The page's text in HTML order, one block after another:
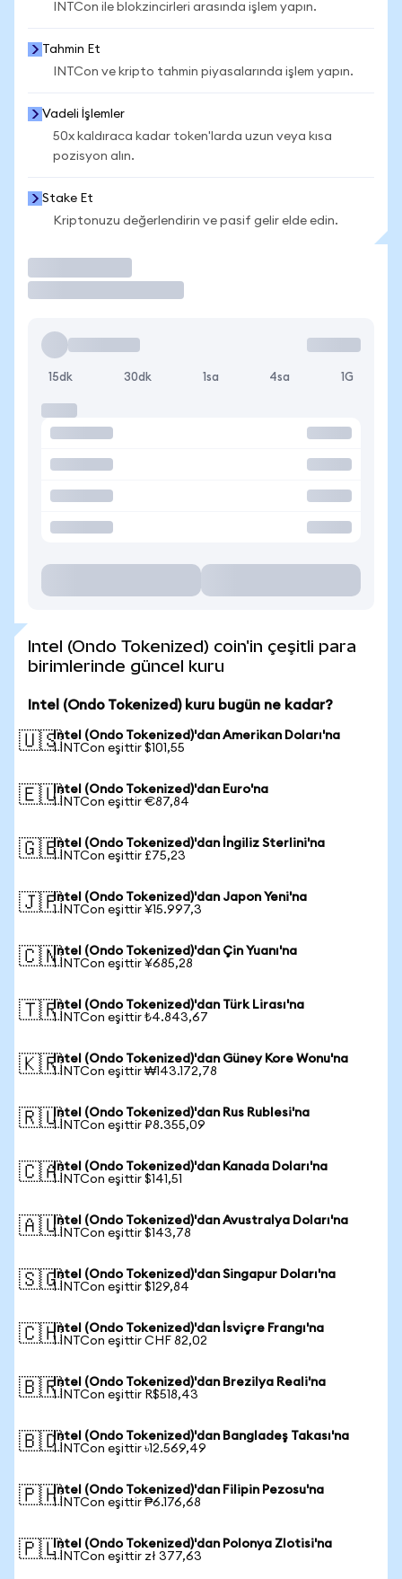
INTCon ile blokzincirleri arasında işlem yapın.
Tahmin Et
INTCon ve kripto tahmin piyasalarında işlem yapın.
Vadeli İşlemler
50x kaldıraca kadar token'larda uzun veya kısa
pozisyon alın.
Stake Et
Kriptonuzu değerlendirin ve pasif gelir elde edin.
15dk 30dk 1sa 4sa 1G
Intel (Ondo Tokenized) coin'in çeşitli para
birimlerinde güncel kuru
Intel (Ondo Tokenized) kuru bugün ne kadar?
🇺🇸Intel (Ondo Tokenized)'dan Amerikan Doları'na
1 INTCon eşittir $101,55
🇪🇺Intel (Ondo Tokenized)'dan Euro'na
1 INTCon eşittir €87,84
🇬🇧Intel (Ondo Tokenized)'dan İngiliz Sterlini'na
1 INTCon eşittir £75,23
🇯🇵Intel (Ondo Tokenized)'dan Japon Yeni'na
1 INTCon eşittir ¥15.997,3
🇨🇳Intel (Ondo Tokenized)'dan Çin Yuanı'na
1 INTCon eşittir ¥685,28
🇹🇷Intel (Ondo Tokenized)'dan Türk Lirası'na
1 INTCon eşittir ₺4.843,67
🇰🇷Intel (Ondo Tokenized)'dan Güney Kore Wonu'na
1 INTCon eşittir ₩143.172,78
🇷🇺Intel (Ondo Tokenized)'dan Rus Rublesi'na
1 INTCon eşittir ₽8.355,09
🇨🇦Intel (Ondo Tokenized)'dan Kanada Doları'na
1 INTCon eşittir $141,51
🇦🇺Intel (Ondo Tokenized)'dan Avustralya Doları'na
1 INTCon eşittir $143,78
🇸🇬Intel (Ondo Tokenized)'dan Singapur Doları'na
1 INTCon eşittir $129,84
🇨🇭Intel (Ondo Tokenized)'dan İsviçre Frangı'na
1 INTCon eşittir CHF 82,02
🇧🇷Intel (Ondo Tokenized)'dan Brezilya Reali'na
1 INTCon eşittir R$518,43
🇧🇩Intel (Ondo Tokenized)'dan Bangladeş Takası'na
1 INTCon eşittir ৳12.569,49
🇵🇭Intel (Ondo Tokenized)'dan Filipin Pezosu'na
1 INTCon eşittir ₱6.176,68
🇵🇱Intel (Ondo Tokenized)'dan Polonya Zlotisi'na
1 INTCon eşittir zł 377,63